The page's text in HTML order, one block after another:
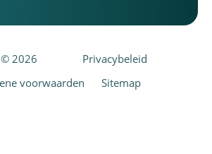
2026
Privacybeleid
voorwaarden
Sitemap